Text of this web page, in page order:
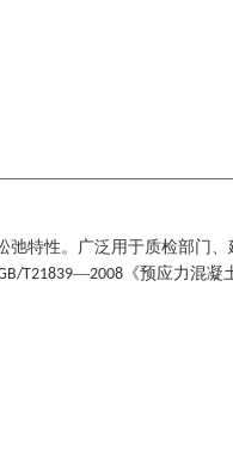
特性。广泛用于质检部门
T21839—2008 《预应力混凝